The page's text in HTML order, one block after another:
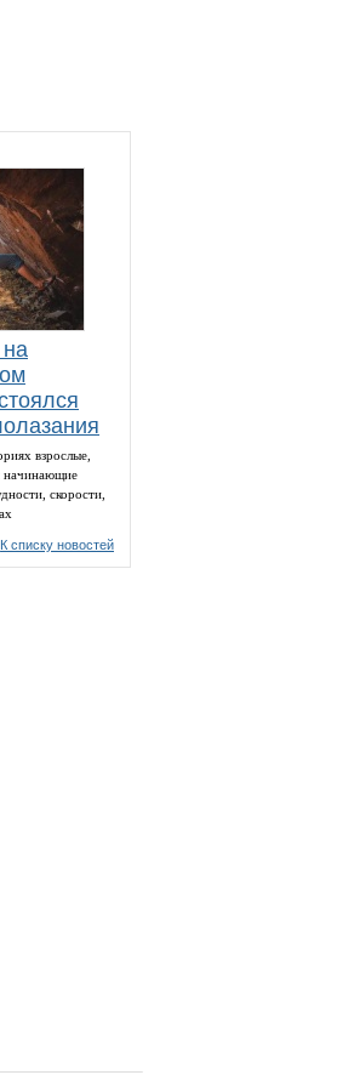
взрослые,
начинающие
скорости,
К списку новостей